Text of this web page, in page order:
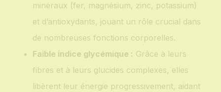
minéraux (fer, magnésium, zinc, potassium)
et d’antioxydants, jouant un rôle crucial dans
de nombreuses fonctions corporelles.
Faible indice glycémique : Grâce à leurs
fibres et à leurs glucides complexes, elles
libèrent leur énergie progressivement, aidant